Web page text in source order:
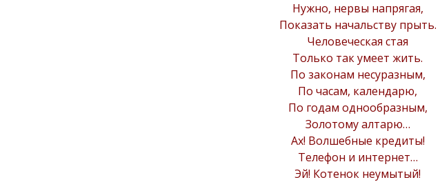
Нужно, нервы напрягая,
Показать начальству прыть.
Человеческая стая
Только так умеет жить.
По законам несуразным,
По часам, календарю,
По годам однообразным,
Золотому алтарю…
Ах! Волшебные кредиты!
Телефон и интернет…
Эй! Котенок неумытый!